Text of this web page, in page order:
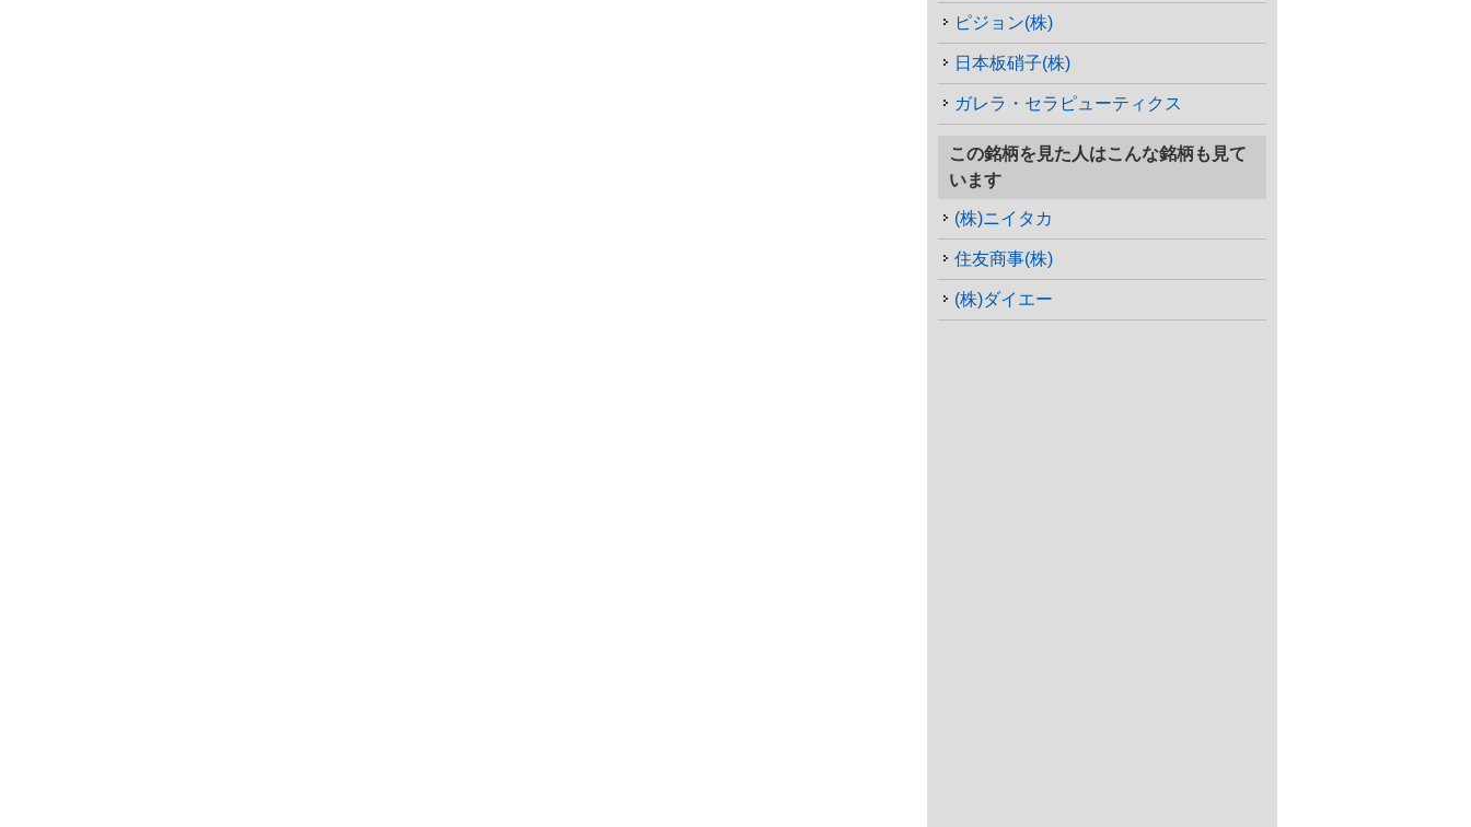
ピジョン(株)
日本板硝子(株)
ガレラ・セラピューティクス
この銘柄を見た人はこんな銘柄も見て
います
(株)ニイタカ
住友商事(株)
(株)ダイエー